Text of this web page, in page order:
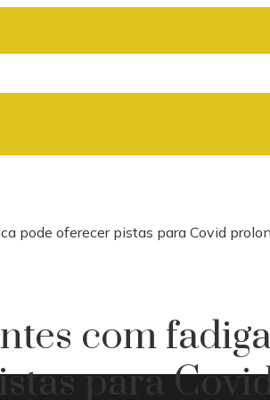
pode oferecer pistas para Covid
com
para